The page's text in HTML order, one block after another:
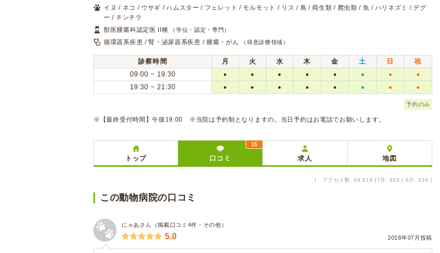
イヌ / ネコ / ウサギ / ハムスター / フェレット / モルモット / リス / 鳥 / 両生類 / 爬虫類 / 魚 / ハリネズミ / デグ
ー / チンチラ
獣医腫瘍科認定医 II種
（学位・認定・専門）
循環器系疾患 / 腎・泌尿器系疾患 / 腫瘍・がん （得意診療領域）
診察時間 月 火 水 木 金 土 日
祝
09:00 ~ 19:30
● ● ● ● ● ● ● ●
19:30 ~ 21:30 ● ● ● ● ● ● ● ●
予約のみ
※【最終受付時間】午後19:00 ※当院は予約制となりますの。当日予約はお電話でお願いします。
トップ 口コミ
15
求人 地図
↑ アクセス数: 69,918 [7月: 383 | 6月: 336 ]
この動物病院の口コミ
にゃあさん（掲載口コミ4件・その他）
2018年07月投稿
5.0